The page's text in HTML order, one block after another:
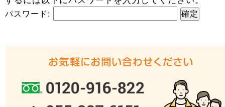
パスワード: